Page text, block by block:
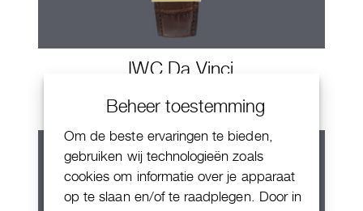
Beheer toestemming
Om de beste ervaringen te bieden,
gebruiken wij technologieën zoals
cookies om informatie over je apparaat
op te slaan en/of te raadplegen. Door in
IWC Da Vinci